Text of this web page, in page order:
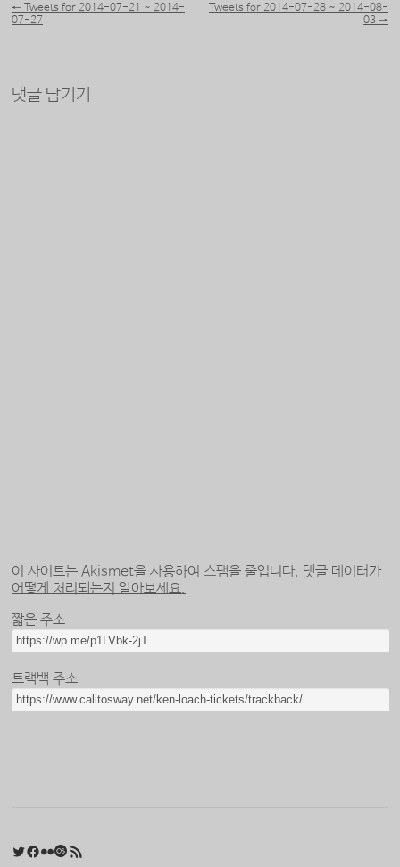
← Tweets for 2014-07-21 ~ 2014-
07-27
Tweets for 2014-07-28 ~ 2014-08-
03 →
댓글 남기기
이 사이트는 Akismet을 사용하여 스팸을 줄입니다. 댓글 데이터가
어떻게 처리되는지 알아보세요.
짧은 주소
트랙백 주소
Twitter
Facebook
FlickrLast.fm